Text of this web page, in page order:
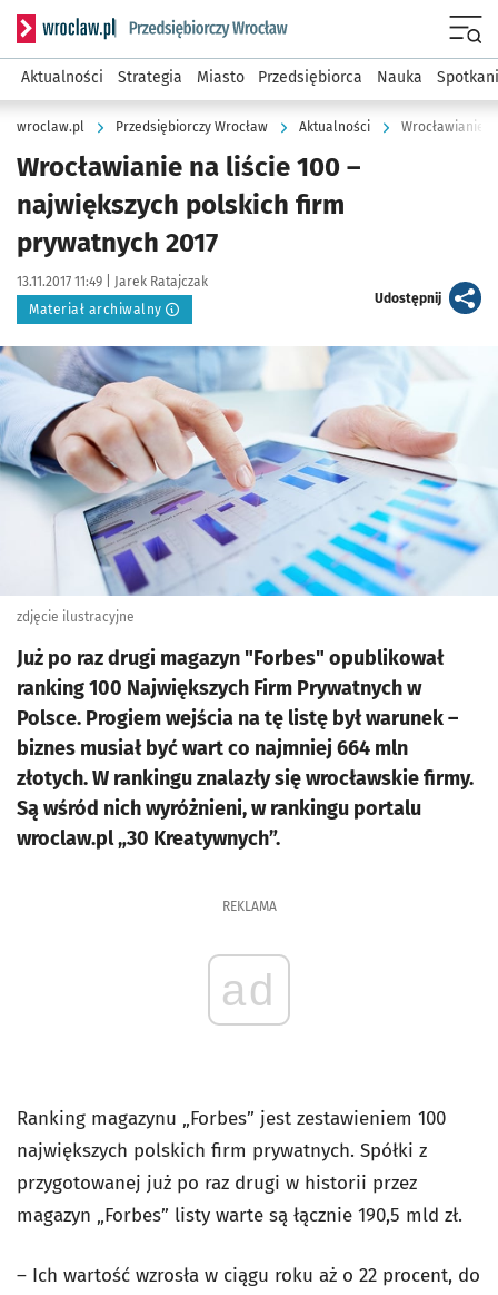
Serwis informacyjny wroclaw.pl podserwis: Strategia
Aktualności Strategia Miasto Przedsiębiorca Nauka
wroclaw.pl Przedsiębiorczy Wrocław Aktualności Wrocławianie
Wrocławianie na liście 100 –
największych polskich firm
prywatnych 2017
Data publikacji:
13.11.2017 11:49 | Autor:
Jarek Ratajczak
Materiał archiwalny
Udostępnijartykuł
Kliknij, aby powiększyć
zdjęcie ilustracyjne
Już po raz drugi magazyn "Forbes" opublikował
ranking 100 Największych Firm Prywatnych w
Polsce. Progiem wejścia na tę listę był warunek –
biznes musiał być wart co najmniej 664 mln
złotych. W rankingu znalazły się wrocławskie firmy.
Są wśród nich wyróżnieni, w rankingu portalu
wroclaw.pl „30 Kreatywnych”.
REKLAMA
ad
Ranking magazynu „Forbes” jest zestawieniem 100
największych polskich firm prywatnych. Spółki z
przygotowanej już po raz drugi w historii przez
magazyn „Forbes” listy warte są łącznie 190,5 mld zł.
– Ich wartość wzrosła w ciągu roku aż o 22 procent, do